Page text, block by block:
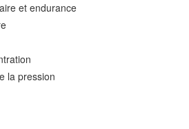
et endurance
la pression